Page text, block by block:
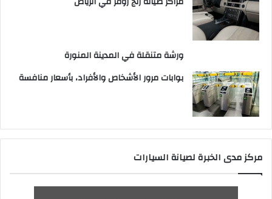
ورشة متنقلة في المدينة المنورة
بوابات مرور الأشخاص والأفراد، بأسعار منافسة
مركز مدى الخبرة لصيانة السيارات